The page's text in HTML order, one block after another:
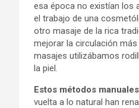
esa época no existían los
el trabajo de una
otro masaje de la rica
mejorar la circulación
masajes utilizábamos
la piel.
Estos métodos
vuelta a lo natural han